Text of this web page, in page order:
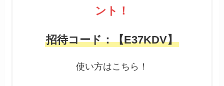
ント！
招待コード：【E37KDV】
使い方はこちら！